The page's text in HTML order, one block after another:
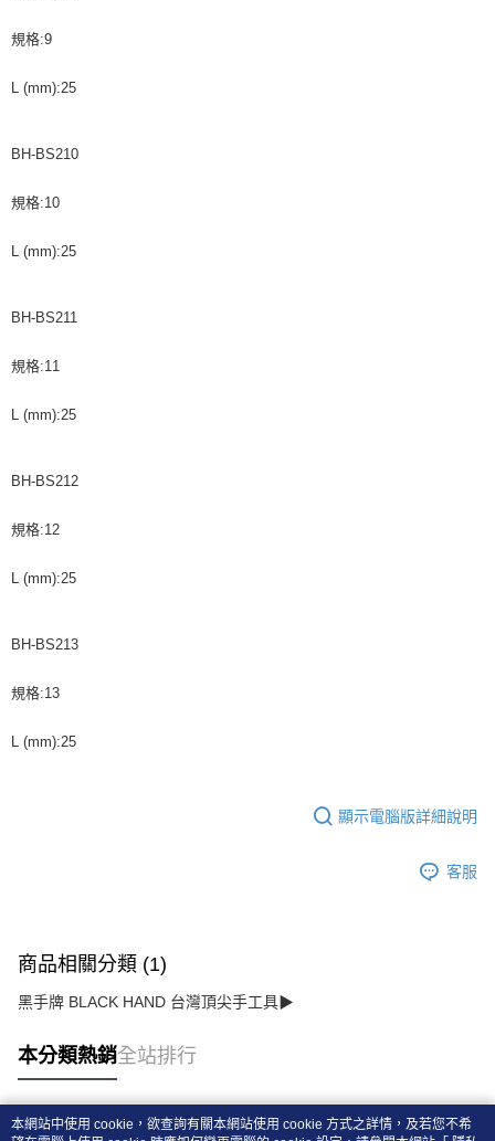
規格:9
L (mm):25
BH-BS210
規格:10
L (mm):25
BH-BS211
規格:11
L (mm):25
BH-BS212
規格:12
L (mm):25
BH-BS213
規格:13
L (mm):25
顯示電腦版詳細說明
客服
商品相關分類 (1)
黑手牌 BLACK HAND 台灣頂尖手工具▶
本分類熱銷全站排行
本網站中使用 cookie，欲查詢有關本網站使用 cookie 方式之詳情，及若您不希